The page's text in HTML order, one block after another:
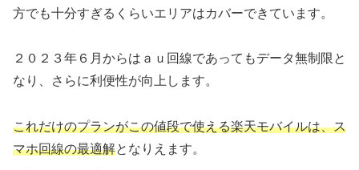
方でも十分すぎるくらいエリアはカバーできています。
２０２３年６月からはａｕ回線であってもデータ無制限と
なり、さらに利便性が向上します。
これだけのプランがこの値段で使える楽天モバイルは、ス
マホ回線の最適解となりえます。